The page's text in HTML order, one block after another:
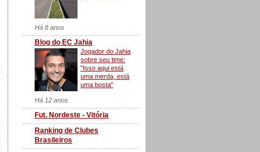
Há 8 anos
Blog do EC Jahia
Jogador do Jahia
sobre seu time:
"Isso aqui está
uma merda, está
uma bosta"
Há 12 anos
Fut. Nordeste - Vitória
Ranking de Clubes
Brasileiros